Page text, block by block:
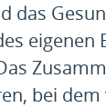
das
eigenen
bei